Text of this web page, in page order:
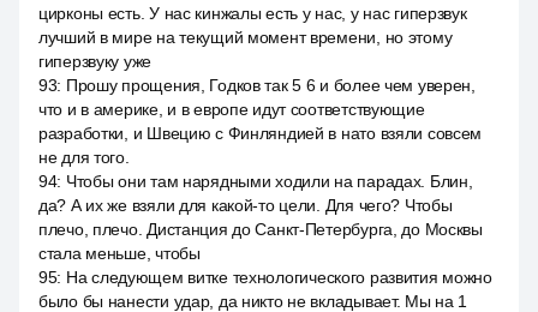
цирконы есть. У нас кинжалы есть у нас, у нас гиперзвук
лучший в мире на текущий момент времени, но этому
гиперзвуку уже
93: Прошу прощения, Годков так 5 6 и более чем уверен,
что и в америке, и в европе идут соответствующие
разработки, и Швецию с Финляндией в нато взяли совсем
не для того.
94: Чтобы они там нарядными ходили на парадах. Блин,
да? А их же взяли для какой-то цели. Для чего? Чтобы
плечо, плечо. Дистанция до Санкт-Петербурга, до Москвы
стала меньше, чтобы
95: На следующем витке технологического развития можно
было бы нанести удар, да никто не вкладывает. Мы на 1